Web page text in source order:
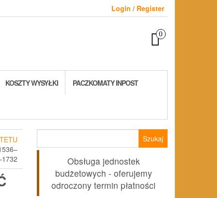
Login / Register
0
KOSZTY WYSYŁKI PACZKOMATY INPOST
Obsługa jednostek
budżetowych - oferujemy
odroczony termin płatności